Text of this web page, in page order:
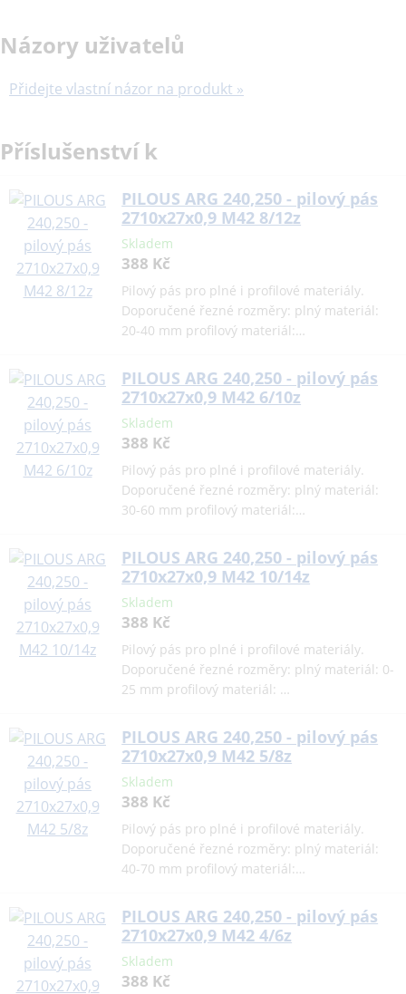
Názory uživatelů
Přidejte vlastní názor na produkt »
Příslušenství k
PILOUS ARG 240,250 - pilový pás
2710x27x0,9 M42 8/12z
Skladem
388 Kč
Pilový pás pro plné i profilové materiály.
Doporučené řezné rozměry: plný materiál:
20-40 mm profilový materiál:…
PILOUS ARG 240,250 - pilový pás
2710x27x0,9 M42 6/10z
Skladem
388 Kč
Pilový pás pro plné i profilové materiály.
Doporučené řezné rozměry: plný materiál:
30-60 mm profilový materiál:…
PILOUS ARG 240,250 - pilový pás
2710x27x0,9 M42 10/14z
Skladem
388 Kč
Pilový pás pro plné i profilové materiály.
Doporučené řezné rozměry: plný materiál: 0-
25 mm profilový materiál: …
PILOUS ARG 240,250 - pilový pás
2710x27x0,9 M42 5/8z
Skladem
388 Kč
Pilový pás pro plné i profilové materiály.
Doporučené řezné rozměry: plný materiál:
40-70 mm profilový materiál:…
PILOUS ARG 240,250 - pilový pás
2710x27x0,9 M42 4/6z
Skladem
388 Kč